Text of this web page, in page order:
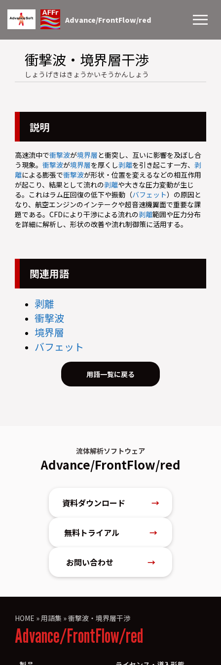
Advance/FrontFlow/red
衝撃波・境界層干渉
しょうげきはきょうかいそうかんしょう
説明
高速流中で衝撃波が境界層と衝突し、互いに影響を及ぼし合
う現象。 衝撃波が境界層を厚くし剥離を引き起こす一方、 剥
離による膨張で衝撃波が形状・位置を変えるなどの相互作用
が起こり、結果として流れの剥離や大きな圧力変動が生じ
る。これはラム圧回復の低下や振動（バフェット）の原因と
なり、航空エンジンのインテークや超音速機翼面で重要な課
題である。CFDにより干渉による流れの剥離範囲や圧力分布
を詳細に解析し、形状の改善や流れ制御策に活用する。
関連用語
剥離
衝撃波
境界層
バフェット
用語一覧に戻る
流体解析ソフトウェア
Advance/FrontFlow/red
資料ダウンロード →
無料トライアル →
お問い合わせ →
HOME »用語集 »衝撃波・境界層干渉
Advance/FrontFlow/red